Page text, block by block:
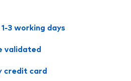
3 working days
validated
credit card